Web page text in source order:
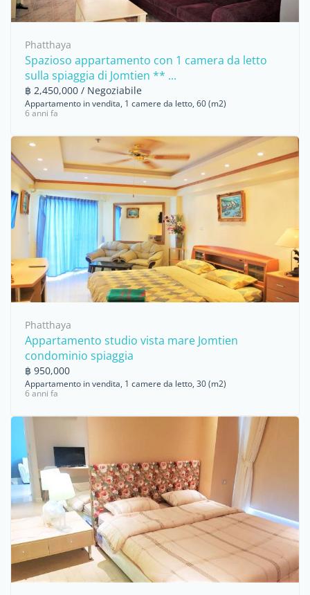
Phatthaya
Spazioso appartamento con 1 camera da letto
sulla spiaggia di Jomtien ** ...
฿ 2,450,000 / Negoziabile
Appartamento in vendita, 1 camere da letto, 60 (m2)
6 anni fa
Phatthaya
Appartamento studio vista mare Jomtien
condominio spiaggia
฿ 950,000
Appartamento in vendita, 1 camere da letto, 30 (m2)
6 anni fa